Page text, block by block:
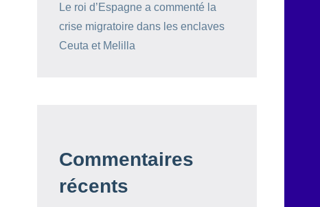
Le roi d’Espagne a commenté la
crise migratoire dans les enclaves
Ceuta et Melilla
Commentaires
récents